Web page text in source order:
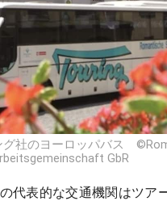
グ社のヨーロッパバス
GbR
代表的な交通機関はツア